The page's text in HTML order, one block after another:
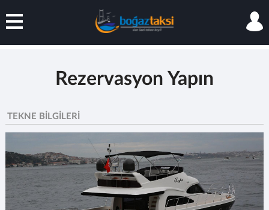
ARA
DENİZ TAKSİ
MOTOR YAT
Rezervasyon Yapın
TEKNE BİLGİLERİ